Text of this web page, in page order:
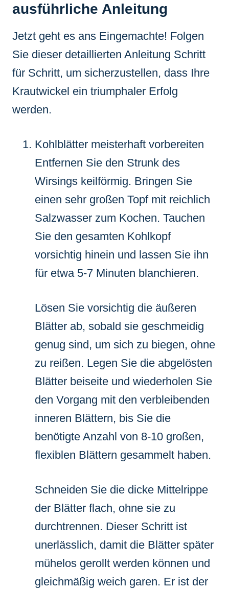
ausführliche Anleitung
Jetzt geht es ans Eingemachte! Folgen
Sie dieser detaillierten Anleitung Schritt
für Schritt, um sicherzustellen, dass Ihre
Krautwickel ein triumphaler Erfolg
werden.
Kohlblätter meisterhaft vorbereiten
Entfernen Sie den Strunk des
Wirsings keilförmig. Bringen Sie
einen sehr großen Topf mit reichlich
Salzwasser zum Kochen. Tauchen
Sie den gesamten Kohlkopf
vorsichtig hinein und lassen Sie ihn
für etwa 5-7 Minuten blanchieren.
Lösen Sie vorsichtig die äußeren
Blätter ab, sobald sie geschmeidig
genug sind, um sich zu biegen, ohne
zu reißen. Legen Sie die abgelösten
Blätter beiseite und wiederholen Sie
den Vorgang mit den verbleibenden
inneren Blättern, bis Sie die
benötigte Anzahl von 8-10 großen,
flexiblen Blättern gesammelt haben.
Schneiden Sie die dicke Mittelrippe
der Blätter flach, ohne sie zu
durchtrennen. Dieser Schritt ist
unerlässlich, damit die Blätter später
mühelos gerollt werden können und
gleichmäßig weich garen. Er ist der